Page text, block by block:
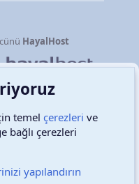
HayalHost
ve kurallar
temel çerezleri ve
bağlı çerezleri
yapılandırın